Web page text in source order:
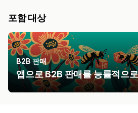
포함 대상
B2B 판매
앱으로 B2B 판매를 능률적으